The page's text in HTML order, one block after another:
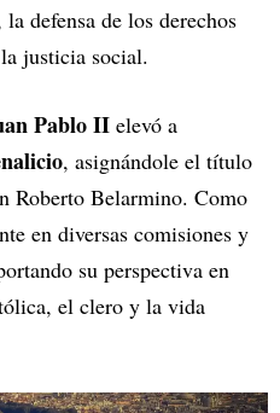
defensa de los derechos
justicia social.
Pablo II elevó a
, asignándole el título
Roberto Belarmino. Como
en diversas comisiones y
su perspectiva en
el clero y la vida